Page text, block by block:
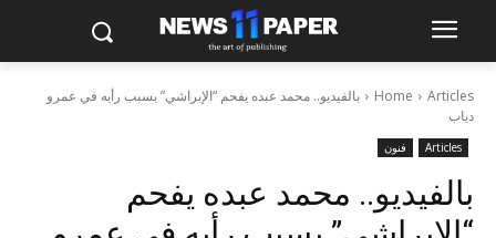
Home Articles
بالفيديو.. محمد عبده يفحم “الإبراشي” بسبب رأيه في عمرو
دياب
Articles فنون
بالفيديو.. محمد عبده يفحم